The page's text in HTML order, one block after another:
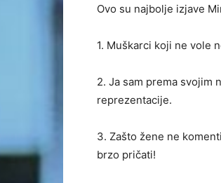
Ovo su najbolje izjave
1. Muškarci koji ne vole
2. Ja sam prema svojim
reprezentacije.
3. Zašto žene ne
brzo pričati!